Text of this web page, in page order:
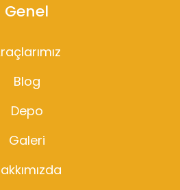
Genel
Blog
Depo
Galeri